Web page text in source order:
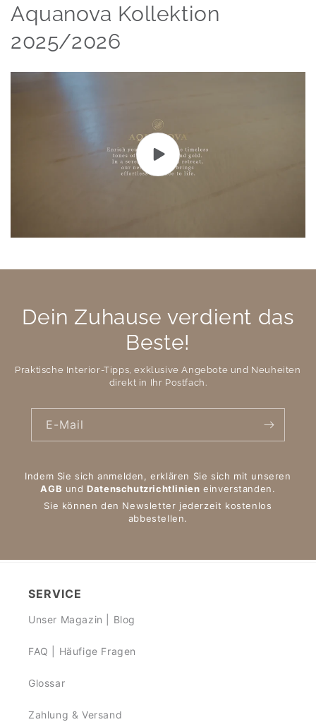
Aquanova Kollektion
2025/2026
Dein Zuhause verdient das
Beste!
Praktische Interior-Tipps, exklusive Angebote und Neuheiten
direkt in Ihr Postfach.
E-Mail
Indem Sie sich anmelden, erklären Sie sich mit unseren
AGB undDatenschutzrichtlinien einverstanden.
Sie können den Newsletter jederzeit kostenlos
abbestellen.
SERVICE
Unser Magazin | Blog
FAQ | Häufige Fragen
Glossar
Zahlung & Versand